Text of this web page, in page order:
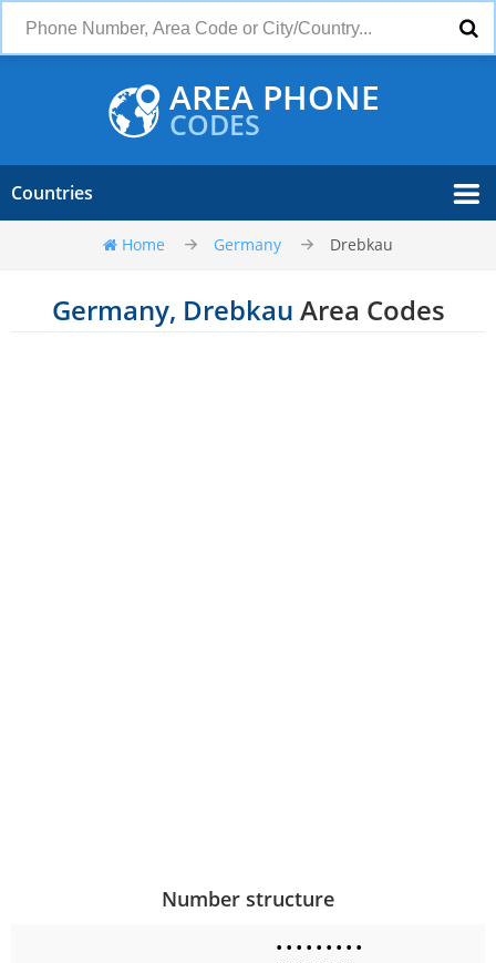
AREA PHONE
CODES
Countries
Home Germany Drebkau
Germany, Drebkau Area Codes
Number structure
• • • • • • • • •